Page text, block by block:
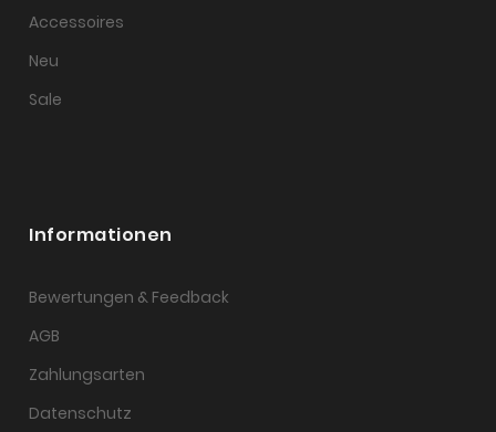
Accessoires
Neu
Sale
Informationen
Bewertungen & Feedback
AGB
Zahlungsarten
Datenschutz